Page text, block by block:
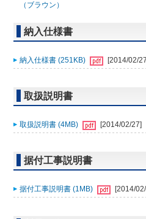
（ブラウン）
納入仕様書
納入仕様書 (251KB) [2014/02/
取扱説明書
取扱説明書 (4MB) [2014/02/27]
据付工事説明書
据付工事説明書 (1MB) [2014/